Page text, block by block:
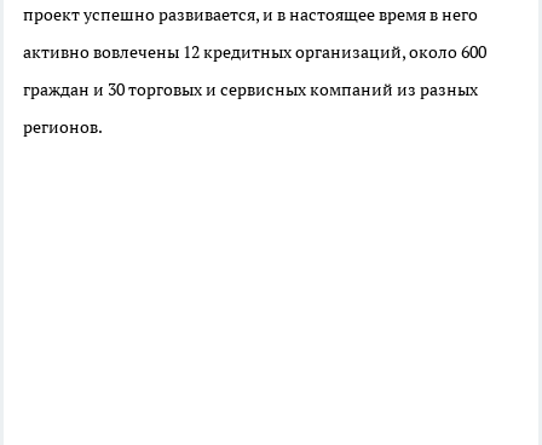
проект успешно развивается, и в настоящее время в него
активно вовлечены 12 кредитных организаций, около 600
граждан и 30 торговых и сервисных компаний из разных
регионов.